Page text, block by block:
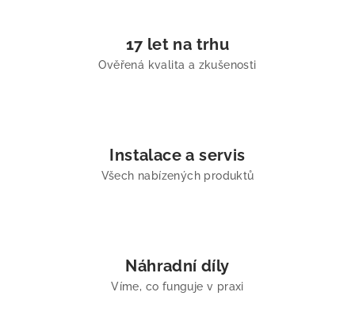
17 let na trhu
Ověřená kvalita a zkušenosti
Instalace a servis
Všech nabízených produktů
Náhradní díly
Víme, co funguje v praxi